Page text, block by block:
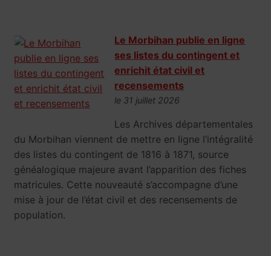
Le Morbihan publie en ligne
ses listes du contingent et
enrichit état civil et
recensements
le 31 juillet 2026
Les Archives départementales
du Morbihan viennent de mettre en ligne l’intégralité
des listes du contingent de 1816 à 1871, source
généalogique majeure avant l’apparition des fiches
matricules. Cette nouveauté s’accompagne d’une
mise à jour de l’état civil et des recensements de
population.